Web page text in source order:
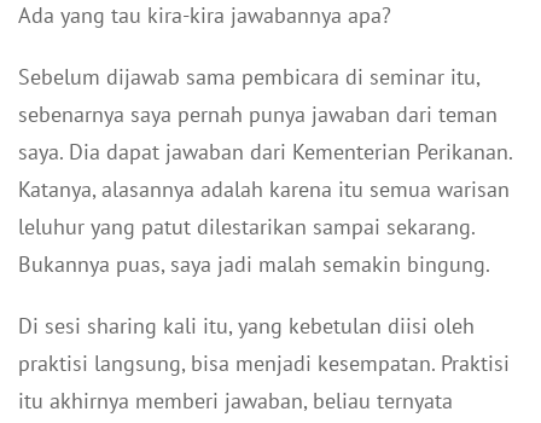
Ada yang tau kira-kira jawabannya apa?
Sebelum dijawab sama pembicara di seminar itu,
sebenarnya saya pernah punya jawaban dari teman
saya. Dia dapat jawaban dari Kementerian Perikanan.
Katanya, alasannya adalah karena itu semua warisan
leluhur yang patut dilestarikan sampai sekarang.
Bukannya puas, saya jadi malah semakin bingung.
Di sesi sharing kali itu, yang kebetulan diisi oleh
praktisi langsung, bisa menjadi kesempatan. Praktisi
itu akhirnya memberi jawaban, beliau ternyata